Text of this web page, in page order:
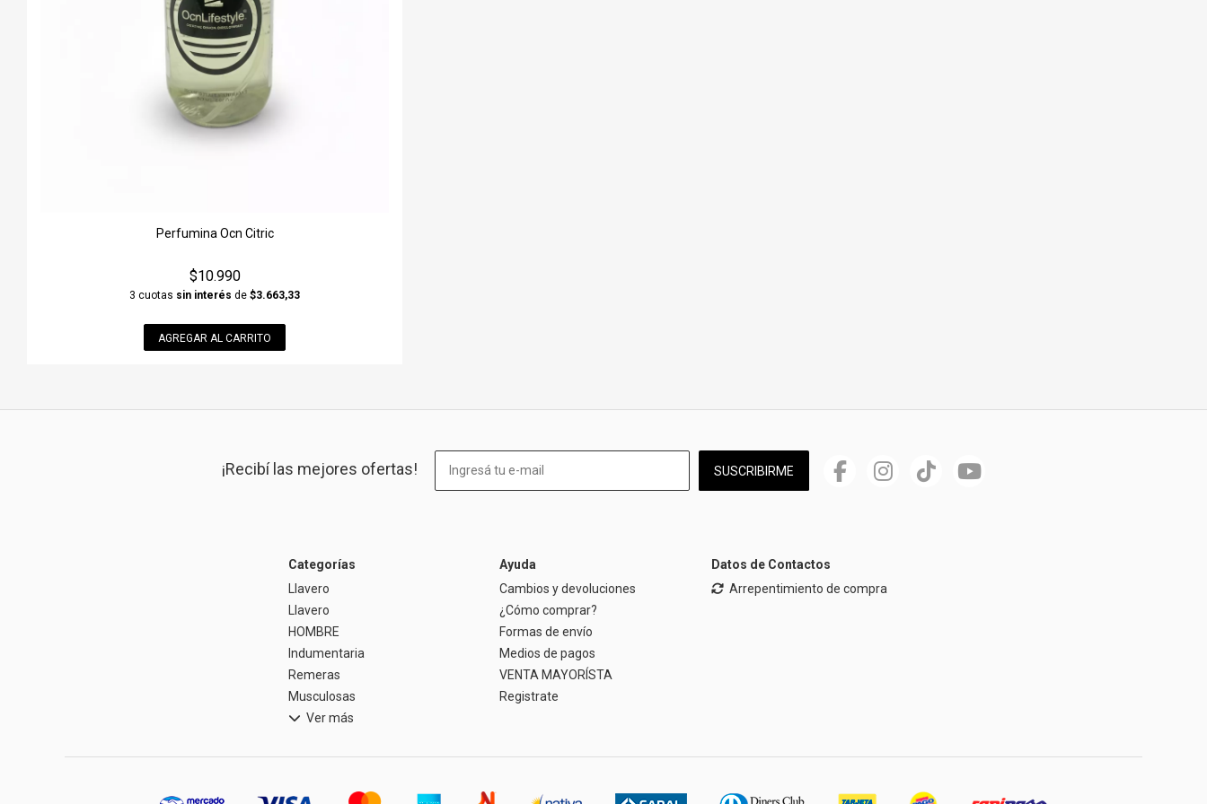
Perfumina Ocn Citric
$10.990
3 cuotas sin interés de $3.663,33
AGREGAR AL CARRITO
¡Recibí las mejores ofertas! SUSCRIBIRME
Categorías
Llavero
Llavero
HOMBRE
Indumentaria
Remeras
Musculosas
Ver más
Ayuda
Cambios y devoluciones
¿Cómo comprar?
Formas de envío
Medios de pagos
VENTA MAYORÍSTA
Registrate
Datos de Contactos
Arrepentimiento de compra